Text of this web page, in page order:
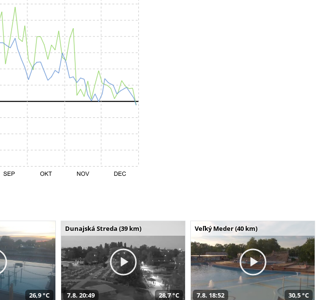
26,9 °C
Dunajská Streda (39 km)
7.8. 20:49 28,7 °C
Veľký Meder (40 km)
7.8. 18:52 30,5 °C